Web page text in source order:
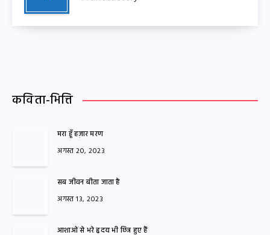
कविता-भित्ति
मरा हूँ हज़ार मरण
अगस्त 20, 2023
सब जीवन बीता जाता है
अगस्त 13, 2023
आशाओं से भरे हृदय भी छिन्न हुए हैं